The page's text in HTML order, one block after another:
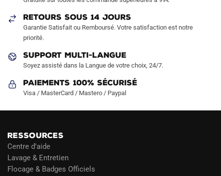
choisies
sur
page
produit
la
RETOURS SOUS 14 JOURS
Garantie Satisfait ou Remboursé. Votre satisfaction est notre
priorité.
SUPPORT MULTI-LANGUE
Soyez assisté dans la Langue de votre choix, 24/7.
Paiements 100% Sécurisé
Visa / MasterCard / Mastero / Paypal
RESSOURCES
Centre d’aide
Lavage & Entretien
Flocage & Badges Officiels